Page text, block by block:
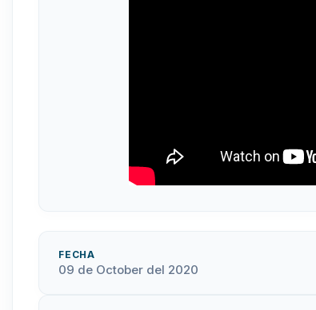
FECHA
09 de October del 2020